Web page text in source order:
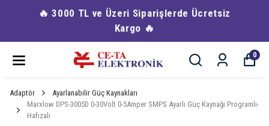
🔥 3000 TL ve Üzeri Siparişlerde Ücretsiz
Kargo 🔥
0
Adaptör
Ayarlanabilir Güç Kaynakları
Marxlow DPS-3005D 0-30Volt 0-5Amper SMPS Ayarlı Güç Kaynağı Programlı-
Hafızalı